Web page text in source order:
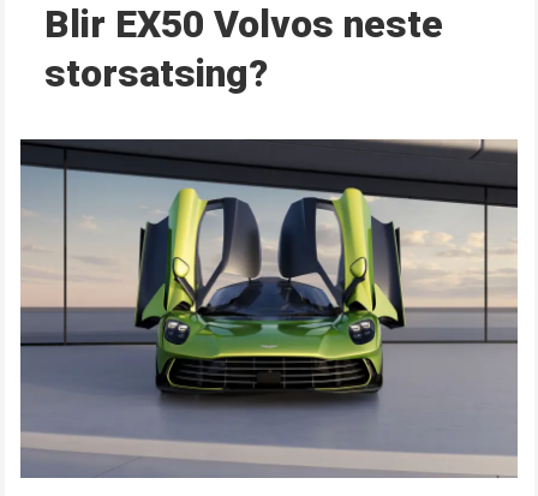
Blir EX50 Volvos neste
storsatsing?